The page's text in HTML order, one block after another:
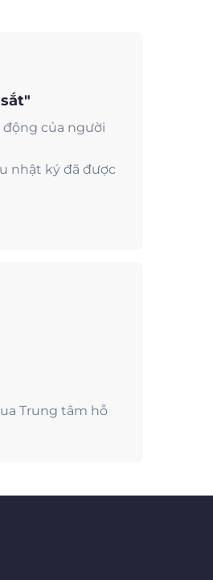
của người
nhật ký đã được
Trung tâm hỗ